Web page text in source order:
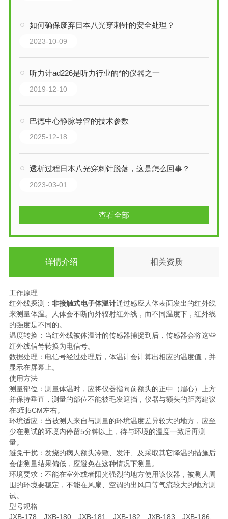
如何确保废弃日本八光穿刺针的安全处理？
2023-10-09
听力计ad226是听力行业的*的仪器之一
2019-12-10
巴德中心静脉导管的技术参数
2025-12-18
透析过程日本八光穿刺针脱落，这是怎么回事？
2023-03-01
查看全部
详情介绍 相关资质
工作原理
红外线探测： 非接触式电子体温计通过感应人体表面发出的红外线
来测量体温。人体会不断向外辐射红外线，而不同温度下，红外线
的强度是不同的。
温度转换：当红外线被体温计的传感器捕捉到后，传感器会将这些
红外线信号转换为电信号。
数据处理：电信号经过处理后，体温计会计算出相应的温度值，并
显示在屏幕上。
使用方法
测量部位：测量体温时，应将仪器指向前额头的正中（眉心）上方
并保持垂直，测量的部位不能被毛发遮挡，仪器与额头的距离建议
在3到5CM左右。
环境适应：当被测人来自与测量的环境温度差异较大的地方，应至
少在测试的环境内停留5分钟以上，待与环境的温度一致后再测
量。
避免干扰：发烧的病人额头冷敷、发汗、及采取其它降温的措施后
会使测量结果偏低，应避免在这种情况下测量。
环境要求：不能在室外或者阳光强烈的地方使用该仪器，被测人周
围的环境要稳定，不能在风扇、空调的出风口等气流较大的地方测
试。
型号规格
JXB-178、JXB-180、JXB-181、JXB-182、JXB-183、JXB-186、